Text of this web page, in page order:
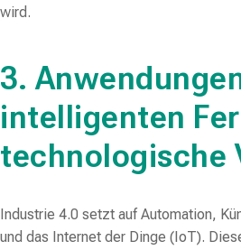
wird.
3.
intelligenten
technologische
Industrie 4.0 setzt auf Automation,
und das Internet der Dinge (IoT).